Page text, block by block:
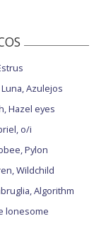
Azulejos
Hazel eyes
o/i
Pylon
Wildchild
Algorithm
lonesome